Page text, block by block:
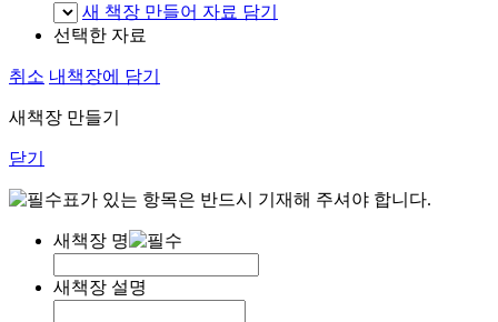
새 책장 만들어 자료 담기
선택한 자료
취소 내책장에 담기
새책장 만들기
닫기
표가 있는 항목은 반드시 기재해 주셔야 합니다.
새책장 명
새책장 설명